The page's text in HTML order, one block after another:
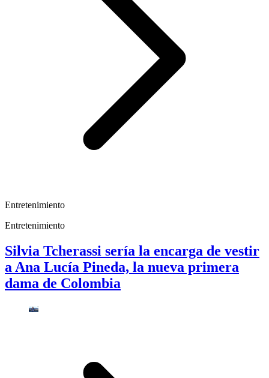
Entretenimiento
Entretenimiento
Silvia Tcherassi sería la encarga de vestir
a Ana Lucía Pineda, la nueva primera
dama de Colombia